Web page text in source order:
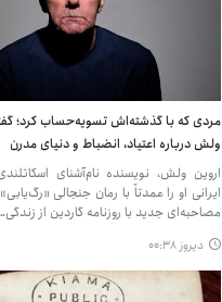
مردی که با گذشته‌اش تسویه‌حساب کرد؛
ولش درباره اعتیاد، انضباط و دنیای مدرن
اروین ولش، نویسنده نام‌آشنای
ایرانی او را عمدتاً با رمان جنجالی
مصاحبه‌ای جدید با روزنامه گاردین از زندگی…
دیروز ۰۰:۳۸